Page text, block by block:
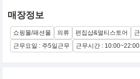
매장정보
쇼핑몰/패션몰 의류 편집샵&멀티스토어
근무요일 : 주5일근무
근무시간 : 10:00~22:00